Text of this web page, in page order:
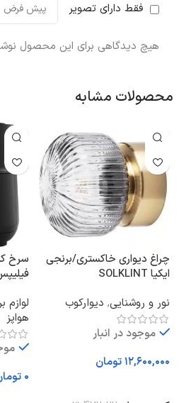
فقط دارای تصویر
هیچ دیدگاهی برای این محصول
محصولات مشابه
چراغ دیواری خاکستری/برنجی
ایکیا SOLKLINT
نور و روشنایی, دیوارکوب
موجود در انبار
تومان
سرخ
لوازم
هواپز